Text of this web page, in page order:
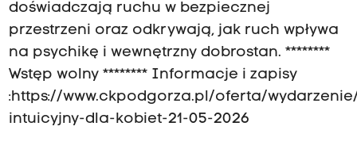
doświadczają ruchu w bezpiecznej
przestrzeni oraz odkrywają, jak ruch wpływa
na psychikę i wewnętrzny dobrostan. ********
Wstęp wolny ******** Informacje i zapisy
:https://www.ckpodgorza.pl/oferta/
intuicyjny-dla-kobiet-21-05-2026